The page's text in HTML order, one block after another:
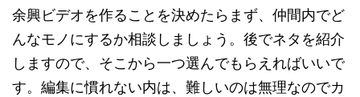
余興ビデオを作ることを決めたらまず、仲間内でど
んなモノにするか相談しましょう。後でネタを紹介
しますので、そこから一つ選んでもらえればいいで
す。編集に慣れない内は、難しいのは無理なのでカ